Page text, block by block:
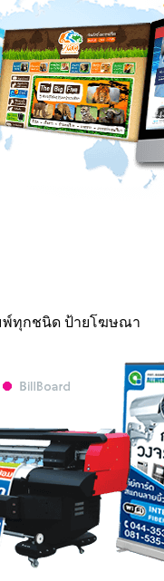
พ์ทุกชนิด ป้ายโฆษณา